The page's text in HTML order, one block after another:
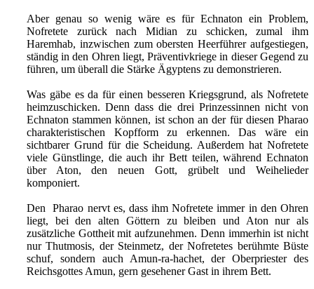
Aber genau so wenig wäre es für Echnaton ein Problem,
Nofretete zurück nach Midian zu schicken, zumal ihm
Haremhab, inzwischen zum obersten Heerführer aufgestiegen,
ständig in den Ohren liegt, Präventivkriege in dieser Gegend zu
führen, um überall die Stärke Ägyptens zu demonstrieren.
Was gäbe es da für einen besseren Kriegsgrund, als Nofretete
heimzuschicken. Denn dass die drei Prinzessinnen nicht von
Echnaton stammen können, ist schon an der für diesen Pharao
charakteristischen Kopfform zu erkennen. Das wäre ein
sichtbarer Grund für die Scheidung. Außerdem hat Nofretete
viele Günstlinge, die auch ihr Bett teilen, während Echnaton
über Aton, den neuen Gott, grübelt und Weihelieder
komponiert.
Den Pharao nervt es, dass ihm Nofretete immer in den Ohren
liegt, bei den alten Göttern zu bleiben und Aton nur als
zusätzliche Gottheit mit aufzunehmen. Denn immerhin ist nicht
nur Thutmosis, der Steinmetz, der Nofretetes berühmte Büste
schuf, sondern auch Amun-ra-hachet, der Oberpriester des
Reichsgottes Amun, gern gesehener Gast in ihrem Bett.